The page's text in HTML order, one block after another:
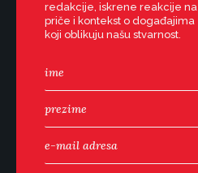
redakcije, iskrene reakcije na
priče i kontekst o događajima
koji oblikuju našu stvarnost.